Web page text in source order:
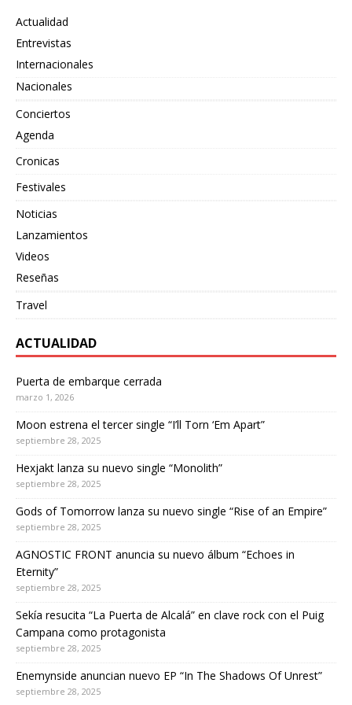
Actualidad
Entrevistas
Internacionales
Nacionales
Conciertos
Agenda
Cronicas
Festivales
Noticias
Lanzamientos
Videos
Reseñas
Travel
ACTUALIDAD
Puerta de embarque cerrada
marzo 1, 2026
Moon estrena el tercer single “I’ll Torn ‘Em Apart”
septiembre 28, 2025
Hexjakt lanza su nuevo single “Monolith”
septiembre 28, 2025
Gods of Tomorrow lanza su nuevo single “Rise of an Empire”
septiembre 28, 2025
AGNOSTIC FRONT anuncia su nuevo álbum “Echoes in
Eternity”
septiembre 28, 2025
Sekía resucita “La Puerta de Alcalá” en clave rock con el Puig
Campana como protagonista
septiembre 28, 2025
Enemynside anuncian nuevo EP “In The Shadows Of Unrest”
septiembre 28, 2025